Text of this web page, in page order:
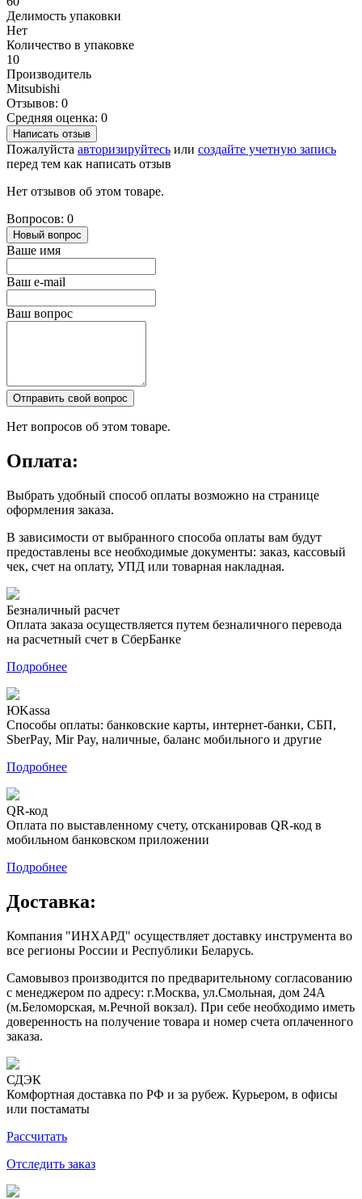
Делимость упаковки
Нет
Количество в упаковке
10
Производитель
Mitsubishi
Отзывов: 0
Средняя оценка: 0
Написать отзыв
Пожалуйста авторизируйтесь или создайте учетную запись
перед тем как написать отзыв
Нет отзывов об этом товаре.
Вопросов: 0
Новый вопрос
Ваше имя
Ваш e-mail
Ваш вопрос
Отправить свой вопрос
Нет вопросов об этом товаре.
Оплата:
Выбрать удобный способ оплаты возможно на странице
оформления заказа.
В зависимости от выбранного способа оплаты вам будут
предоставлены все необходимые документы: заказ, кассовый
чек, счет на оплату, УПД или товарная накладная.
Безналичный расчет
Оплата заказа осуществляется путем безналичного перевода
на расчетный счет в СберБанке
Подробнее
ЮKassa
Способы оплаты: банковские карты, интернет-банки, СБП,
SberPay, Mir Pay, наличные, баланс мобильного и другие
Подробнее
QR-код
Оплата по выставленному счету, отсканировав QR-код в
мобильном банковском приложении
Подробнее
Доставка:
Компания "ИНХАРД" осуществляет доставку инструмента во
все регионы России и Республики Беларусь.
Самовывоз производится по предварительному согласованию
с менеджером по адресу: г.Москва, ул.Смольная, дом 24А
(м.Беломорская, м.Речной вокзал). При себе необходимо иметь
доверенность на получение товара и номер счета оплаченного
заказа.
СДЭК
Комфортная доставка по РФ и за рубеж. Курьером, в офисы
или постаматы
Рассчитать
Отследить заказ